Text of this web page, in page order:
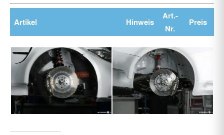
Artikel Hinweis
Art.-
Nr.
Preis